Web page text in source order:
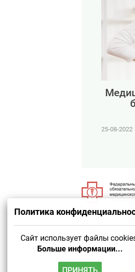
25-08-2022
Политика
Сайт использует файлы
Больше информации...